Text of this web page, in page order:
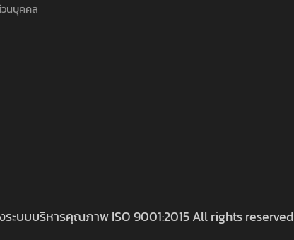
นบุคคล
ะบบบริหารคุณภาพ ISO 9001:2015 All rights reserved